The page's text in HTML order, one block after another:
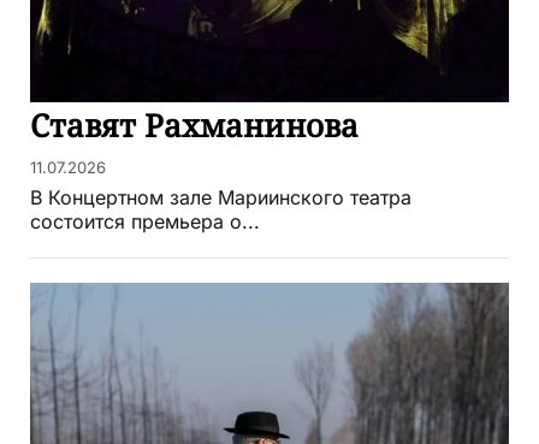
Ставят Рахманинова
11.07.2026
В Концертном зале Мариинского театра
состоится премьера о...